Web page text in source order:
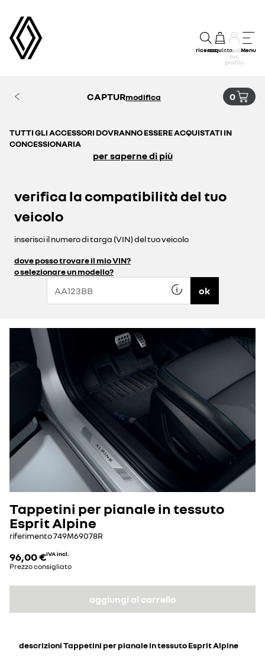
ricercaacquistoaccedi al
tuo
profilo
Menu
CAPTURmodifica 0
TUTTI GLI ACCESSORI DOVRANNO ESSERE ACQUISTATI IN
CONCESSIONARIA
per saperne di più
verifica la compatibilità del tuo
veicolo
inserisci il numero di targa (VIN) del tuo veicolo
dove posso trovare il mio VIN?
o selezionare un modello?
ok
Tappetini per pianale in tessuto
Esprit Alpine
riferimento749M69078R
96,00 €IVA incl.
Prezzo consigliato
aggiungi al carrello
descrizioniTappetini per pianale in tessuto Esprit Alpine